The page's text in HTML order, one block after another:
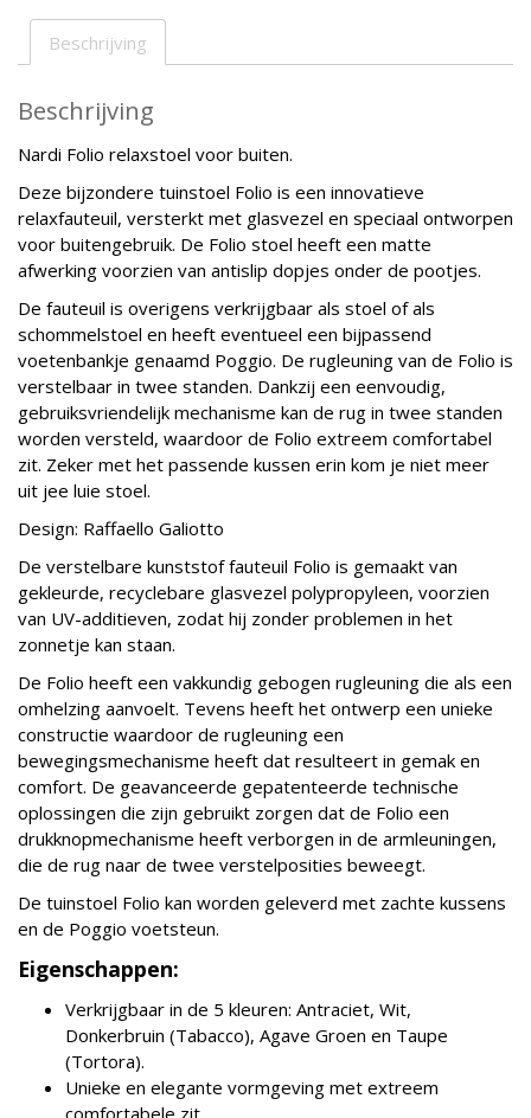
Beschrijving
Beschrijving
Nardi Folio relaxstoel voor buiten.
Deze bijzondere tuinstoel Folio is een innovatieve
relaxfauteuil, versterkt met glasvezel en speciaal ontworpen
voor buitengebruik. De Folio stoel heeft een matte
afwerking voorzien van antislip dopjes onder de pootjes.
De fauteuil is overigens verkrijgbaar als stoel of als
schommelstoel en heeft eventueel een bijpassend
voetenbankje genaamd Poggio. De rugleuning van de Folio is
verstelbaar in twee standen. Dankzij een eenvoudig,
gebruiksvriendelijk mechanisme kan de rug in twee standen
worden versteld, waardoor de Folio extreem comfortabel
zit. Zeker met het passende kussen erin kom je niet meer
uit jee luie stoel.
Design: Raffaello Galiotto
De verstelbare kunststof fauteuil Folio is gemaakt van
gekleurde, recyclebare glasvezel polypropyleen, voorzien
van UV-additieven, zodat hij zonder problemen in het
zonnetje kan staan.
De Folio heeft een vakkundig gebogen rugleuning die als een
omhelzing aanvoelt. Tevens heeft het ontwerp een unieke
constructie waardoor de rugleuning een
bewegingsmechanisme heeft dat resulteert in gemak en
comfort. De geavanceerde gepatenteerde technische
oplossingen die zijn gebruikt zorgen dat de Folio een
drukknopmechanisme heeft verborgen in de armleuningen,
die de rug naar de twee verstelposities beweegt.
De tuinstoel Folio kan worden geleverd met zachte kussens
en de Poggio voetsteun.
Eigenschappen:
Verkrijgbaar in de 5 kleuren: Antraciet, Wit,
Donkerbruin (Tabacco), Agave Groen en Taupe
(Tortora).
Unieke en elegante vormgeving met extreem